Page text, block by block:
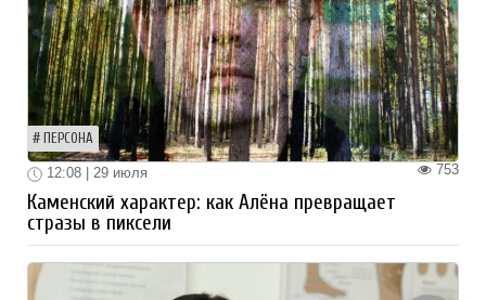
ПЕРСОНА
753
12:08 | 29 июля
Каменский характер: как Алёна превращает
стразы в пиксели